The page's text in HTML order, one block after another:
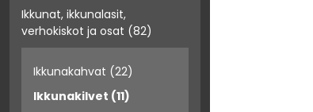
Ikkunat, ikkunalasit,
verhokiskot ja osat (82)
Ikkunakahvat (22)
Ikkunakilvet (11)